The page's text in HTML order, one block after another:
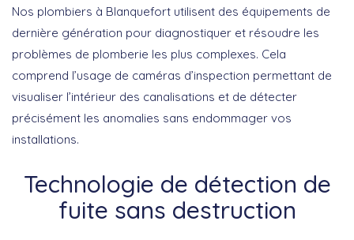
Nos plombiers à Blanquefort utilisent des équipements de
dernière génération pour diagnostiquer et résoudre les
problèmes de plomberie les plus complexes. Cela
comprend l’usage de caméras d’inspection permettant de
visualiser l’intérieur des canalisations et de détecter
précisément les anomalies sans endommager vos
installations.
Technologie de détection de
fuite sans destruction